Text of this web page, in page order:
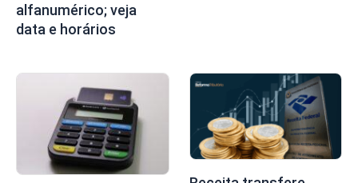
alfanumérico; veja
data e horários